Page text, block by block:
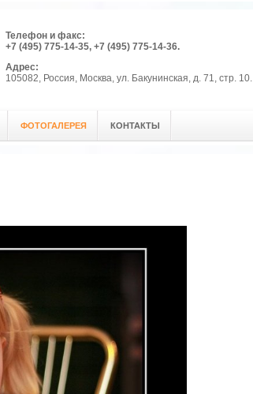
Телефон и факс:
+7 (495) 775-14-35, +7 (495) 775-14-36.
Адрес:
105082, Россия, Москва, ул. Бакунинская, д. 71, стр. 10.
ФОТОГАЛЕРЕЯ КОНТАКТЫ